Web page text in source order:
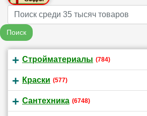
Name
Поиск
Стройматериалы (784)
Краски (577)
Сантехника (6748)